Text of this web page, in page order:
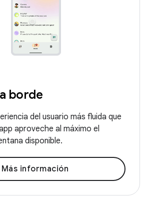
borde
del usuario más fluida que
aproveche al máximo el
disponible.
Más información